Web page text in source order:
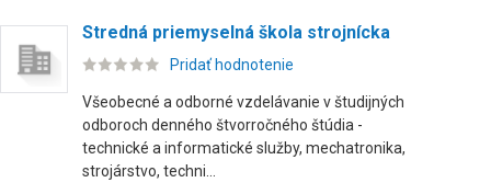
Stredná priemyselná škola strojnícka
Pridať hodnotenie
Všeobecné a odborné vzdelávanie v študijných
odboroch denného štvorročného štúdia -
technické a informatické služby, mechatronika,
strojárstvo, techni...